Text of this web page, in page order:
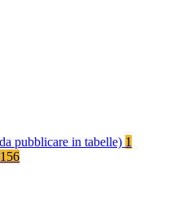
pubblicare in tabelle) 1
156